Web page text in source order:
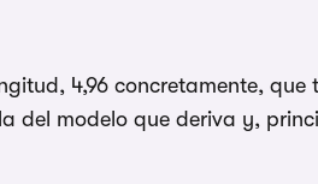
4,96 concretamente, que
del modelo que deriva y,